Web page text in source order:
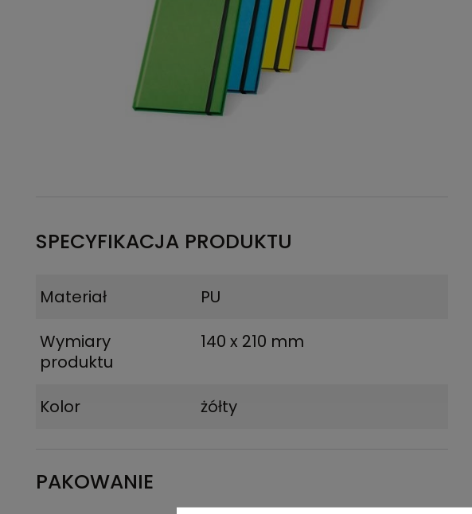
SPECYFIKACJA PRODUKTU
Materiał
PU
Wymiary
produktu
140 x 210 mm
Kolor żółty
PAKOWANIE